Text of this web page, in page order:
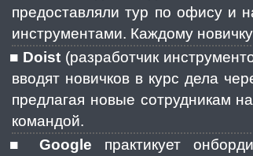
предоставляли тур по офису и
инструментами. Каждому
Doist (разработчик
вводят новичков в курс дела
предлагая новые сотрудникам
командой.
Google практикует